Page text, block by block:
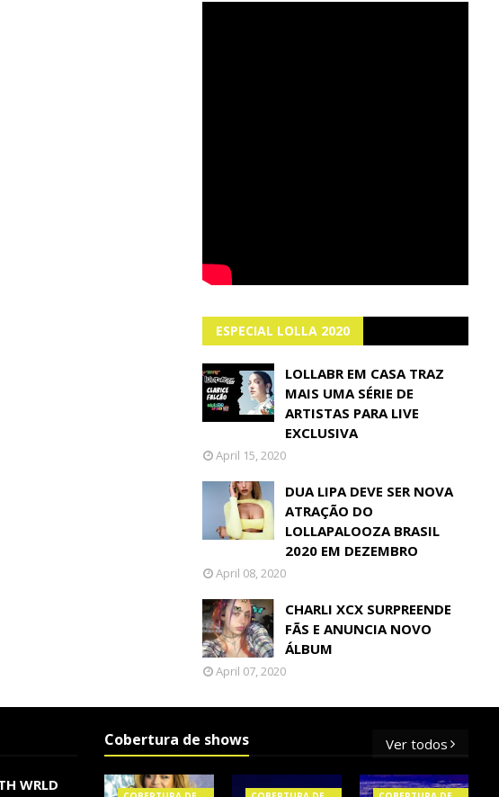
ESPECIAL LOLLA 2020
LOLLABR EM CASA TRAZ
MAIS UMA SÉRIE DE
ARTISTAS PARA LIVE
EXCLUSIVA
April 15, 2020
DUA LIPA DEVE SER NOVA
ATRAÇÃO DO
LOLLAPALOOZA BRASIL
2020 EM DEZEMBRO
April 08, 2020
CHARLI XCX SURPREENDE
FÃS E ANUNCIA NOVO
ÁLBUM
April 07, 2020
WRLD
Cobertura de shows Ver todos